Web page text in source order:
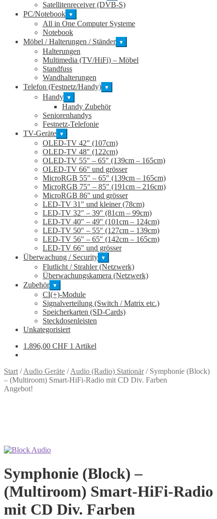
Satellitenreceiver (DVB-S)
PC/Notebook ▾
All in One Computer Systeme
Notebook
Möbel / Halterungen / Ständer ▾
Halterungen
Multimedia (TV/HiFi) – Möbel
Standfuss
Wandhalterungen
Telefon (Festnetz/Handy) ▾
Handy ▾
Handy Zubehör
Seniorenhandys
Festnetz-Telefonie
TV-Geräte ▾
OLED-TV 42″ (107cm)
OLED-TV 48″ (122cm)
OLED-TV 55″ – 65″ (139cm – 165cm)
OLED-TV 66″ und grösser
MicroRGB 55″ – 65″ (139cm – 165cm)
MicroRGB 75″ – 85″ (191cm – 216cm)
MicroRGB 86″ und grösser
LED-TV 31″ und kleiner (78cm)
LED-TV 32″ – 39″ (81cm – 99cm)
LED-TV 40″ – 49″ (101cm – 124cm)
LED-TV 50″ – 55″ (127cm – 139cm)
LED-TV 56″ – 65″ (142cm – 165cm)
LED-TV 66″ und grösser
Überwachung / Security ▾
Flutlicht / Strahler (Netzwerk)
Überwachungskamera (Netzwerk)
Zubehör ▾
CI(+)-Module
Signalverteilung (Switch / Matrix etc.)
Speicherkarten (SD-Cards)
Steckdosenleisten
Unkategorisiert
1.896,00 CHF 1 Artikel
Start /Audio Geräte /Audio (Radio) Stationär/ Symphonie (Block)
– (Multiroom) Smart-HiFi-Radio mit CD Div. Farben
Angebot!
Symphonie (Block) –
(Multiroom) Smart-HiFi-Radio
mit CD Div. Farben